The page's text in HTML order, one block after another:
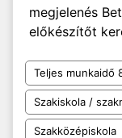
megjelenés
előkészítőt
Teljes munkaidő
Szakiskola /
Szakközépiskola